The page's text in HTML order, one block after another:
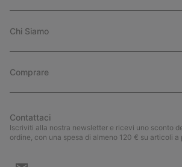
Chi Siamo
Comprare
Contattaci
Iscriviti alla nostra newsletter e ricevi uno sconto
ordine, con una spesa di almeno 120 € su articoli a